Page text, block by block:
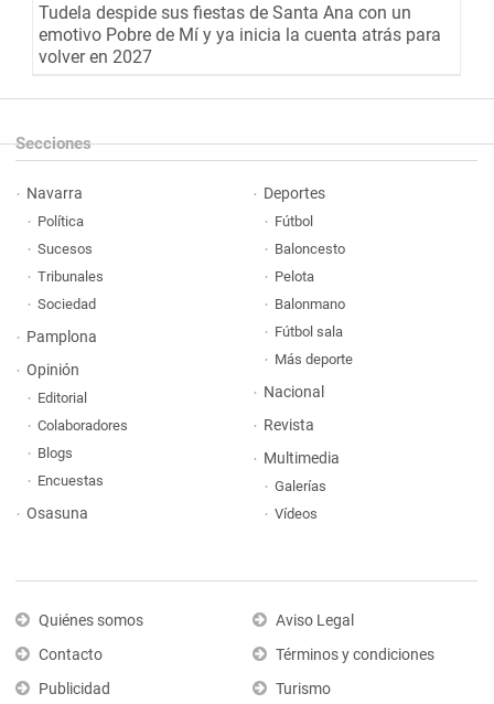
Tudela despide sus fiestas de Santa Ana con un
emotivo Pobre de Mí y ya inicia la cuenta atrás para
volver en 2027
Secciones
Navarra
Política
Sucesos
Tribunales
Sociedad
Pamplona
Opinión
Editorial
Colaboradores
Blogs
Encuestas
Osasuna
Deportes
Fútbol
Baloncesto
Pelota
Balonmano
Fútbol sala
Más deporte
Nacional
Revista
Multimedia
Galerías
Vídeos
Quiénes somos
Contacto
Publicidad
Aviso Legal
Términos y condiciones
Turismo